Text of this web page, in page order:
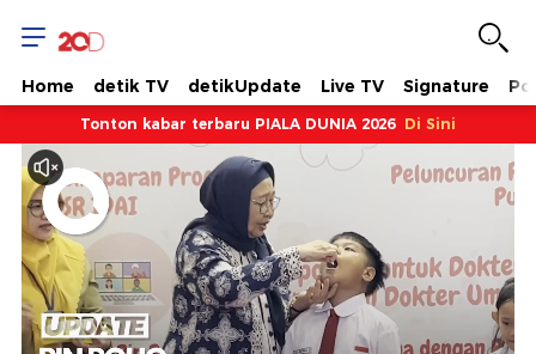
Home detik TV detikUpdate Live TV Signature
Tonton kabar terbaru PIALA DUNIA 2026 Di Sini